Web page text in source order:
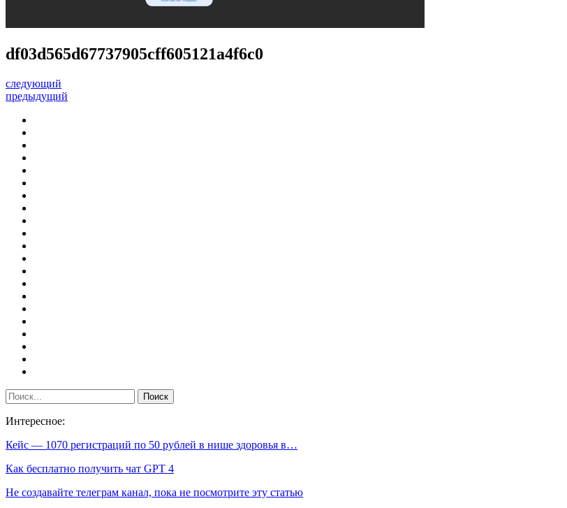
df03d565d67737905cff605121a4f6c0
следующий
предыдущий
Интересное:
Кейс — 1070 регистраций по 50 рублей в нише здоровья в…
Как бесплатно получить чат GPT 4
Не создавайте телеграм канал, пока не посмотрите эту статью